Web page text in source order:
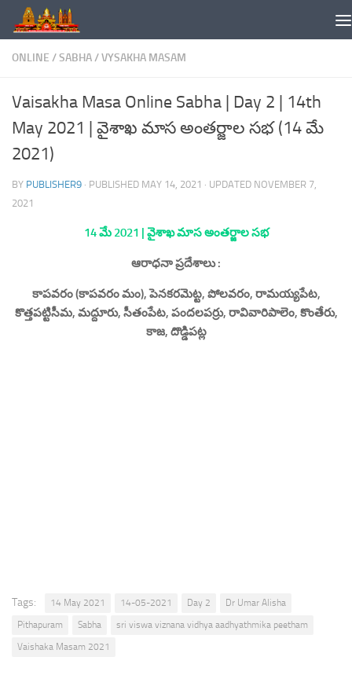
Skip to content
ONLINE /SABHA/VYSAKHA MASAM
Vaisakha Masa Online Sabha | Day 2 | 14th
May 2021 | వైశాఖ మాస అంతర్జాల సభ (14 మే
2021)
BY PUBLISHER9 · PUBLISHED MAY 14, 2021 · UPDATED NOVEMBER 7,
2021
14 మే 2021 | వైశాఖ మాస అంతర్జాల సభ
ఆరాధనా ప్రదేశాలు :
కాపవరం (కాపవరం మం), పెనకరమెట్ట, పోలవరం, రామయ్యపేట,
కొత్తపట్టిసీమ, మద్దూరు, సీతంపేట, పందలపర్రు, రావివారిపాలెం, కొంతేరు,
కాజ, దొడ్డిపట్ల
Tags: 14 May 2021 14-05-2021 Day 2
Dr Umar Alisha
Pithapuram
Sabha
sri viswa viznana vidhya aadhyathmika peetham
Vaishaka Masam 2021